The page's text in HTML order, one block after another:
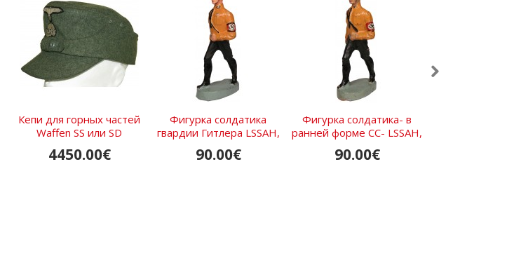
Кепи для горных частей
Waffen SS или SD
4450.00€
Фигурка солдатика
гвардии Гитлера LSSAH,
Elastolin
90.00€
Фигурка солдатика- в
ранней форме СС- LSSAH,
Лейбштандарт А...
90.00€